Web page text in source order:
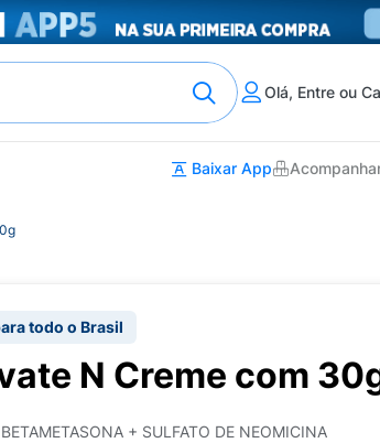
Olá, Entre ou
Baixar App
todo o Brasil
N Creme com
+ SULFATO DE NEOMICINA